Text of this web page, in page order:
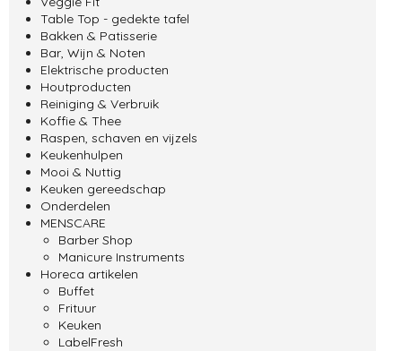
Table Top - gedekte tafel
Bakken & Patisserie
Bar, Wijn & Noten
Elektrische producten
Houtproducten
Reiniging & Verbruik
Koffie & Thee
Raspen, schaven en vijzels
Keukenhulpen
Mooi & Nuttig
Keuken gereedschap
Onderdelen
MENSCARE
Barber Shop
Manicure Instruments
Horeca artikelen
Buffet
Frituur
Keuken
LabelFresh